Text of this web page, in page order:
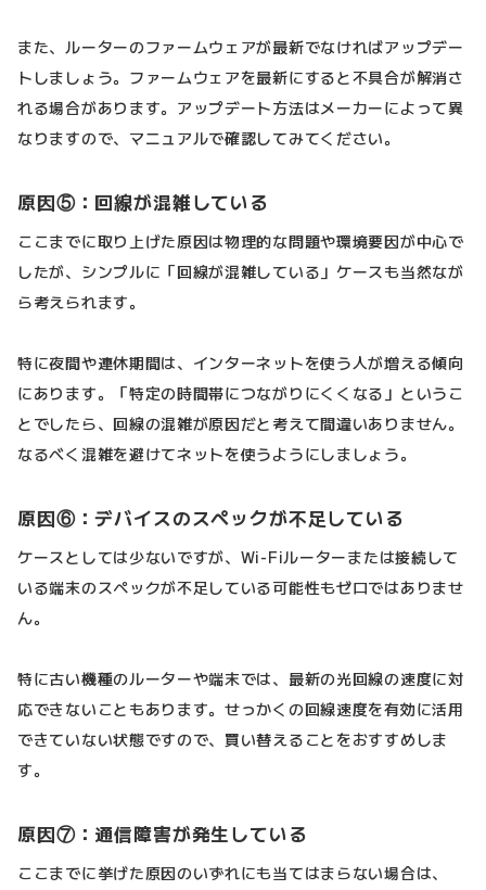
また、ルーターのファームウェアが最新でなければアップデー
トしましょう。ファームウェアを最新にすると不具合が解消さ
れる場合があります。アップデート方法はメーカーによって異
なりますので、マニュアルで確認してみてください。
原因⑤：回線が混雑している
ここまでに取り上げた原因は物理的な問題や環境要因が中心で
したが、シンプルに「回線が混雑している」ケースも当然なが
ら考えられます。
特に夜間や連休期間は、インターネットを使う人が増える傾向
にあります。「特定の時間帯につながりにくくなる」というこ
とでしたら、回線の混雑が原因だと考えて間違いありません。
なるべく混雑を避けてネットを使うようにしましょう。
原因⑥：デバイスのスペックが不足している
ケースとしては少ないですが、Wi-Fiルーターまたは接続して
いる端末のスペックが不足している可能性もゼロではありませ
ん。
特に古い機種のルーターや端末では、最新の光回線の速度に対
応できないこともあります。せっかくの回線速度を有効に活用
できていない状態ですので、買い替えることをおすすめしま
す。
原因⑦：通信障害が発生している
ここまでに挙げた原因のいずれにも当てはまらない場合は、